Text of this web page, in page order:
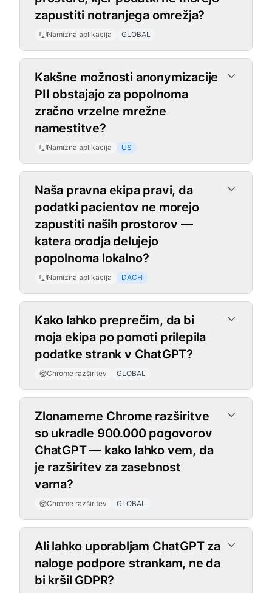
zapustiti notranjega omrežja?
Namizna aplikacija GLOBAL
Kakšne možnosti anonymizacije
PII obstajajo za popolnoma
zračno vrzelne mrežne
namestitve?
Namizna aplikacija US
Naša pravna ekipa pravi, da
podatki pacientov ne morejo
zapustiti naših prostorov —
katera orodja delujejo
popolnoma lokalno?
Namizna aplikacija DACH
Chrome razširitev
Kako lahko preprečim, da bi
moja ekipa po pomoti prilepila
podatke strank v ChatGPT?
Chrome razširitev GLOBAL
Zlonamerne Chrome razširitve
so ukradle 900.000 pogovorov
ChatGPT — kako lahko vem, da
je razširitev za zasebnost
varna?
Chrome razširitev GLOBAL
Ali lahko uporabljam ChatGPT za
naloge podpore strankam, ne da
bi kršil GDPR?